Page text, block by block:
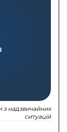
з надзвичайних
ситуацій